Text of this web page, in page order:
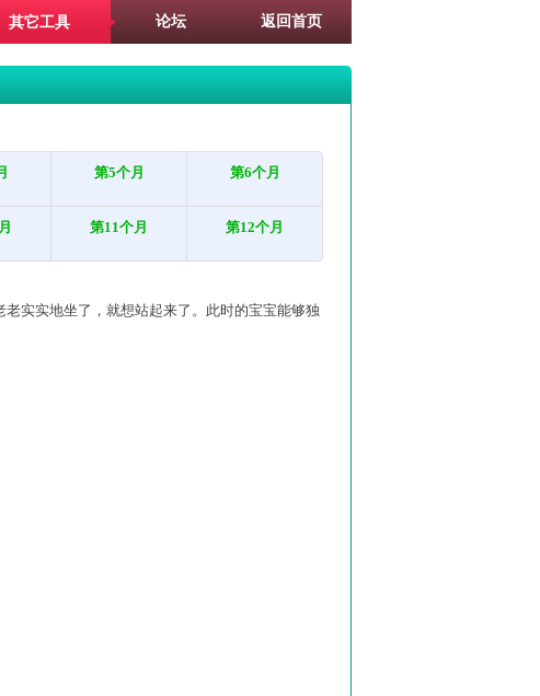
其它工具 论坛 返回首页
第5个月 第6个月
第11个月 第12个月
实实地坐了，就想站起来了。此时的宝宝能够独